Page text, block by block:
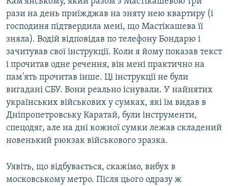
рази на день приїжджав на зняту нею квартиру (і
господиня підтвердила мені, що Мастікашева її
зняла). Водій відповідав по телефону Бондарю і
зачитував свої інструкції. Коли я йому показав текст
і прочитав одне речення, він мені практично на
пам'ять прочитав інше. Ці інструкції не були
вигадані СБУ. Вони реально існували. У найнятих
українських військових у сумках, які їм видав в
Дніпропетровську Каратай, були інструменти,
спецодяг, але на дні кожної сумки лежав складений
новенький рюкзак військового зразка.
Уявіть, що відбувається, скажімо, вибух в
московському метро. Після цього одразу ж